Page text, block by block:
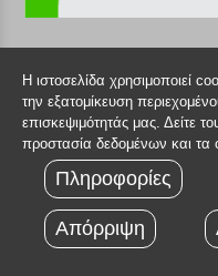
Τεχνική υποστήριξη
Η ιστοσελίδα χρησιμοποιεί
την εξατομίκευση
επισκεψιμότητάς μας. Δείτε
προστασία δεδομένων και τα
Πληροφορίες
Απόρριψη